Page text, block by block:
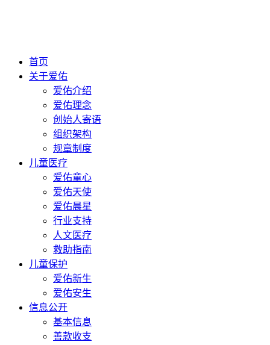
首页
关于爱佑
爱佑介绍
爱佑理念
创始人寄语
组织架构
规章制度
儿童医疗
爱佑童心
爱佑天使
爱佑晨星
行业支持
人文医疗
救助指南
儿童保护
爱佑新生
爱佑安生
信息公开
基本信息
善款收支